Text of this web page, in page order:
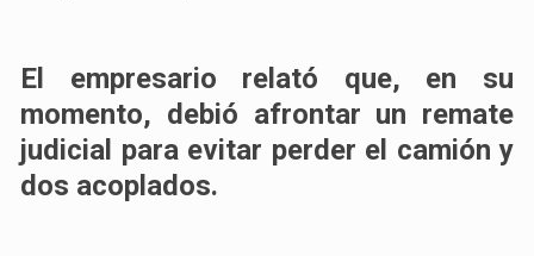
El empresario relató que, en su
momento, debió afrontar un remate
judicial para evitar perder el camión y
dos acoplados.